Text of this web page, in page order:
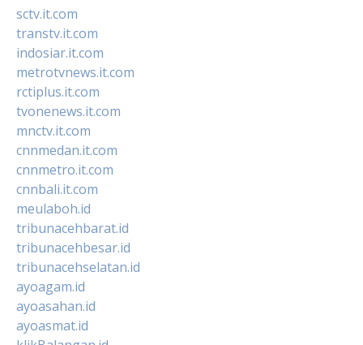
sctv.it.com
transtv.it.com
indosiar.it.com
metrotvnews.it.com
rctiplus.it.com
tvonenews.it.com
mnctv.it.com
cnnmedan.it.com
cnnmetro.it.com
cnnbali.it.com
meulaboh.id
tribunacehbarat.id
tribunacehbesar.id
tribunacehselatan.id
ayoagam.id
ayoasahan.id
ayoasmat.id